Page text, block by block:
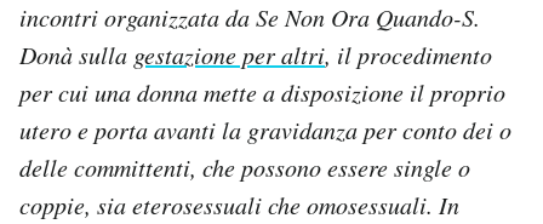
PODCAST
NEWSLETTER
incontri organizzata da Se Non Ora Quando-S.
Donà sulla gestazione per altri, il procedimento
per cui una donna mette a disposizione il proprio
utero e porta avanti la gravidanza per conto dei o
delle committenti, che possono essere single o
coppie, sia eterosessuali che omosessuali. In